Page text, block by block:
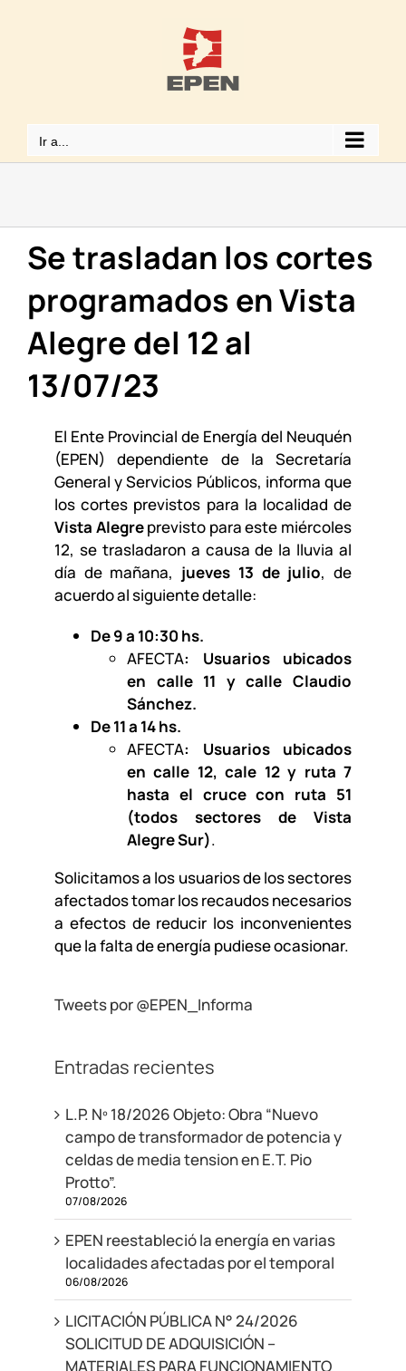
Ir a...
Se trasladan los cortes
programados en Vista
Alegre del 12 al
13/07/23
El Ente Provincial de Energía del Neuquén
(EPEN) dependiente de la Secretaría
General y Servicios Públicos, informa que
los cortes previstos para la localidad de
Vista Alegreprevisto para este miércoles
12, se trasladaron a causa de la lluvia al
día de mañana, jueves 13 de julio, de
acuerdo al siguiente detalle:
De 9 a 10:30 hs.
AFECTA: Usuarios ubicados
en calle 11 y calle Claudio
Sánchez.
De 11 a 14 hs.
AFECTA: Usuarios ubicados
en calle 12, cale 12 y ruta 7
hasta el cruce con ruta 51
(todos sectores de Vista
Alegre Sur).
Solicitamos a los usuarios de los sectores
afectados tomar los recaudos necesarios
a efectos de reducir los inconvenientes
que la falta de energía pudiese ocasionar.
Tweets por @EPEN_Informa
Entradas recientes
L.P. Nº 18/2026 Objeto: Obra “Nuevo
campo de transformador de potencia y
celdas de media tension en E.T. Pio
Protto”.
07/08/2026
EPEN reestableció la energía en varias
localidades afectadas por el temporal
06/08/2026
LICITACIÓN PÚBLICA N° 24/2026
SOLICITUD DE ADQUISICIÓN –
MATERIALES PARA FUNCIONAMIENTO